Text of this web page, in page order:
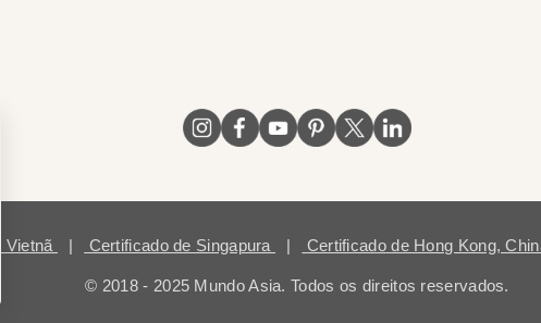
Vietnã | Certificado de Singapura | Certificado de Hong Kong,
© 2018 - 2025 Mundo Asia. Todos os direitos reservados.